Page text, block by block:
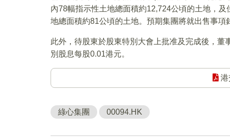
內78幅指示性土地總面積約12,724公頃的土地，
地總面積約81公頃的土地。預期集團將就出售事項
此外，待股東於股東特別大會上批准及完成後，
別股息每股0.01港元。
港
綠心集團 00094.HK